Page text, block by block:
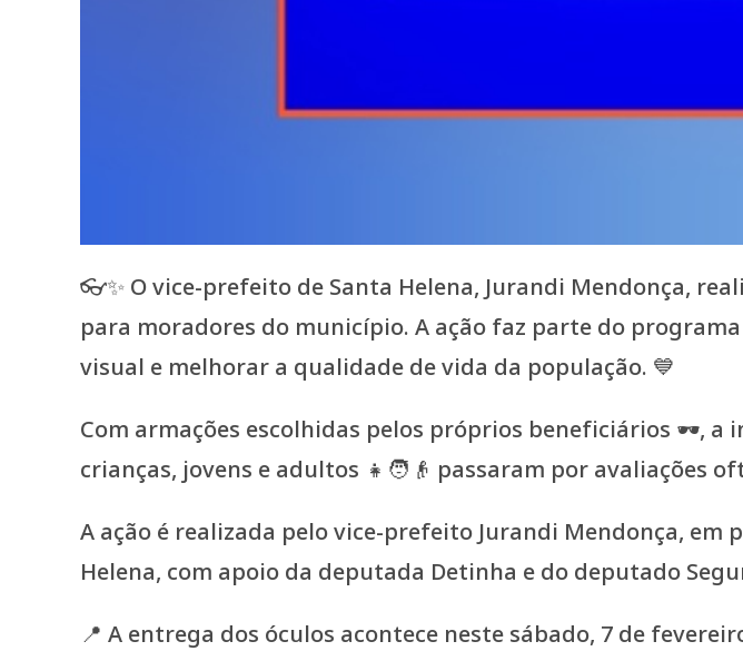
👓✨ O vice-prefeito de Santa Helena, Jurandi Mendonça,
para moradores do município. A ação faz parte do
visual e melhorar a qualidade de vida da população. 💙
Com armações escolhidas pelos próprios beneficiários 🕶️, a
crianças, jovens e adultos 👧🧑👴 passaram por avaliações
A ação é realizada pelo vice-prefeito Jurandi Mendonça,
Helena, com apoio da deputada Detinha e do deputado
📍 A entrega dos óculos acontece neste sábado, 7 de